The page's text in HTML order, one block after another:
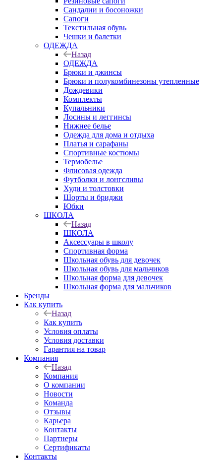
Сандалии и босоножки
Сапоги
Текстильная обувь
Чешки и балетки
ОДЕЖДА
Назад
ОДЕЖДА
Брюки и джинсы
Брюки и полукомбинезоны утепленные
Дождевики
Комплекты
Купальники
Лосины и леггинсы
Нижнее белье
Одежда для дома и отдыха
Платья и сарафаны
Спортивные костюмы
Термобелье
Флисовая одежда
Футболки и лонгсливы
Худи и толстовки
Шорты и бриджи
Юбки
ШКОЛА
Назад
ШКОЛА
Аксессуары в школу
Спортивная форма
Школьная обувь для девочек
Школьная обувь для мальчиков
Школьная форма для девочек
Школьная форма для мальчиков
Бренды
Как купить
Назад
Как купить
Условия оплаты
Условия доставки
Гарантия на товар
Компания
Назад
Компания
О компании
Новости
Команда
Отзывы
Карьера
Контакты
Партнеры
Сертификаты
Контакты